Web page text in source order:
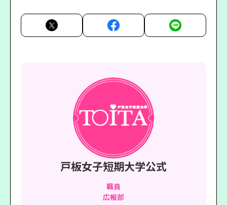
戸板女子短期大学公式
職員
広報部